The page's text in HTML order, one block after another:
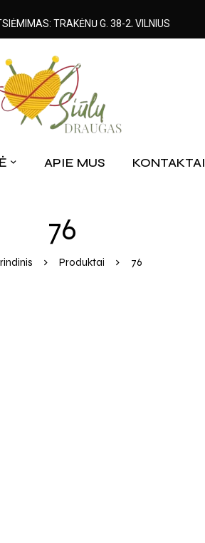
APIE MUS KONTAKTAI
76
Produktai 76
TRAKĖNŲ G. 38-2, VILNIUS